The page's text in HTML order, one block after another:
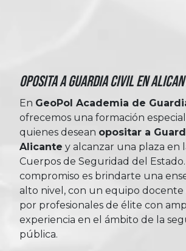
Oposita a Guardia Civil en
En GeoPol Academia de
ofrecemos una formación
quienes desean opositar a
Alicante y alcanzar una plaza en
Cuerpos de Seguridad del
compromiso es brindarte una
alto nivel, con un equipo
por profesionales de élite con
experiencia en el ámbito de la
pública.